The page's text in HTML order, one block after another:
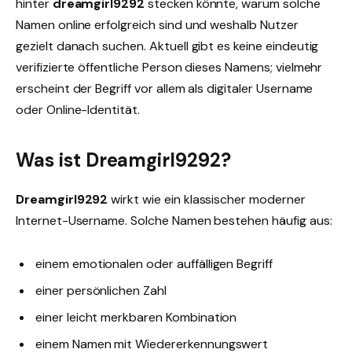
hinter dreamgirl9292 stecken könnte, warum solche
Namen online erfolgreich sind und weshalb Nutzer
gezielt danach suchen. Aktuell gibt es keine eindeutig
verifizierte öffentliche Person dieses Namens; vielmehr
erscheint der Begriff vor allem als digitaler Username
oder Online-Identität.
Was ist Dreamgirl9292?
Dreamgirl9292 wirkt wie ein klassischer moderner
Internet-Username. Solche Namen bestehen häufig aus:
einem emotionalen oder auffälligen Begriff
einer persönlichen Zahl
einer leicht merkbaren Kombination
einem Namen mit Wiedererkennungswert